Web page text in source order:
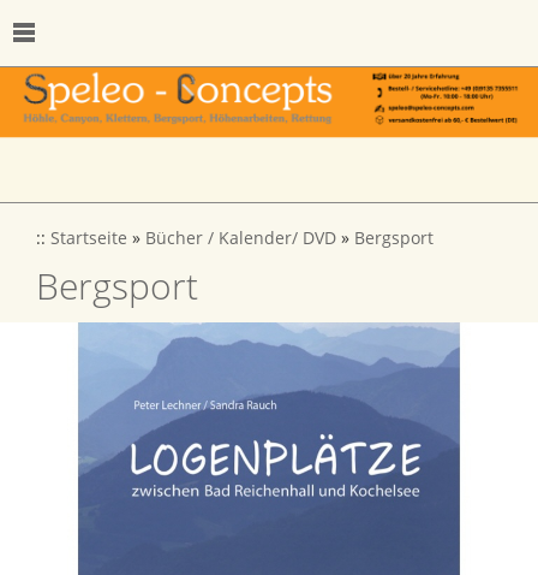
:: Startseite » Bücher / Kalender/ DVD » Bergsport
Bergsport